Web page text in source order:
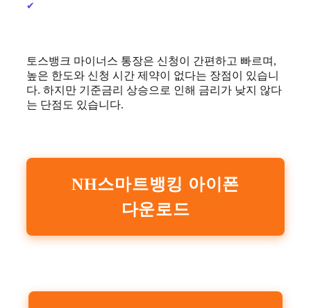
토스뱅크 마이너스 통장은 신청이 간편하고 빠르며,
높은 한도와 신청 시간 제약이 없다는 장점이 있습니
다. 하지만 기준금리 상승으로 인해 금리가 낮지 않다
는 단점도 있습니다.
NH스마트뱅킹 아이폰
다운로드